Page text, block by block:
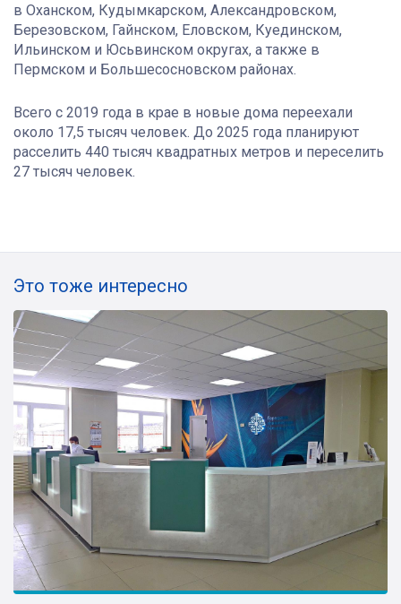
в Оханском, Кудымкарском, Александровском,
Березовском, Гайнском, Еловском, Куединском,
Ильинском и Юсьвинском округах, а также в
Пермском и Большесосновском районах.
Всего с 2019 года в крае в новые дома переехали
около 17,5 тысяч человек. До 2025 года планируют
расселить 440 тысяч квадратных метров и переселить
27 тысяч человек.
Это тоже интересно